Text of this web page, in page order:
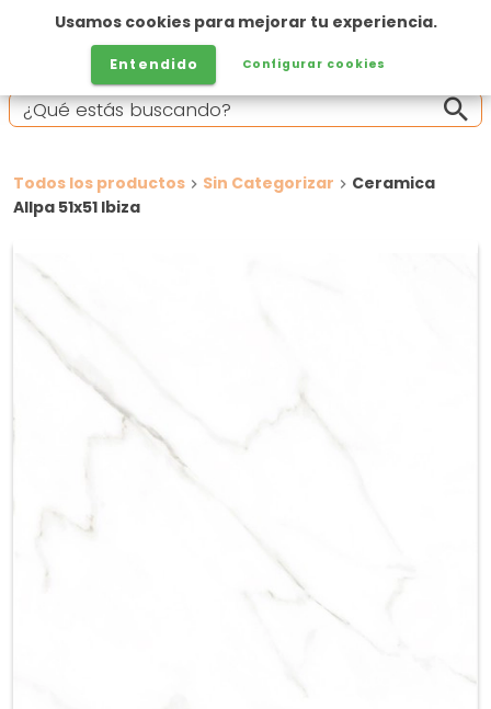
Todos los productos Sin Categorizar
Ceramica
Allpa 51x51 Ibiza
Usamos cookies para mejorar tu experiencia.
Entendido Configurar cookies